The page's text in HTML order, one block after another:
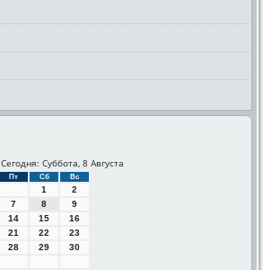
Сегодня: Суббота, 8 Августа
Пт Сб Вс
1
2
7 8
9
14 15
16
21 22
23
28 29
30